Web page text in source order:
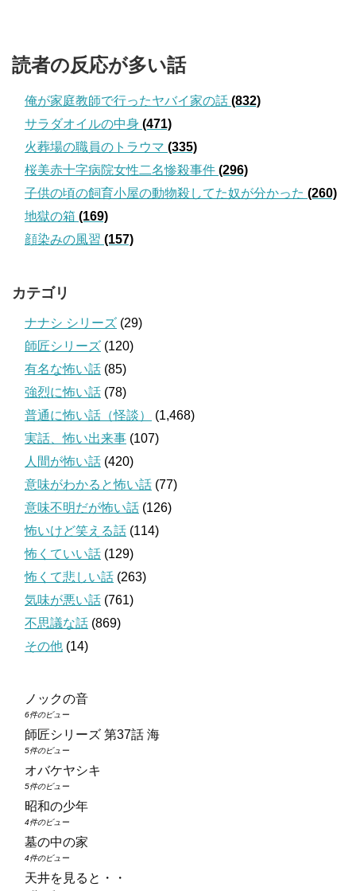
読者の反応が多い話
俺が家庭教師で行ったヤバイ家の話 (832)
サラダオイルの中身 (471)
火葬場の職員のトラウマ (335)
桜美赤十字病院女性二名惨殺事件 (296)
子供の頃の飼育小屋の動物殺してた奴が分かった (260)
地獄の箱 (169)
顔染みの風習 (157)
カテゴリ
ナナシ シリーズ (29)
師匠シリーズ (120)
有名な怖い話 (85)
強烈に怖い話 (78)
普通に怖い話（怪談）
(1,468)
実話、怖い出来事 (107)
人間が怖い話 (420)
意味がわかると怖い話 (77)
意味不明だが怖い話 (126)
怖いけど笑える話 (114)
怖くていい話 (129)
怖くて悲しい話 (263)
気味が悪い話 (761)
不思議な話 (869)
その他 (14)
ノックの音
6件のビュー
師匠シリーズ 第37話 海
5件のビュー
オバケヤシキ
5件のビュー
昭和の少年
4件のビュー
墓の中の家
4件のビュー
天井を見ると・・